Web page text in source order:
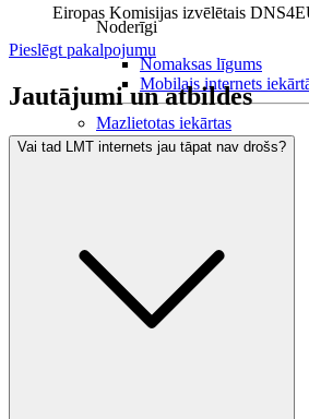
Noderīgi
Nomaksas līgums
Mobilais internets
Mazlietotas iekārtas
Gaming
Eiropas Komisijas izvēlētais
Pieslēgt pakalpojumu
Jautājumi un atbildes
Vai tad LMT internets jau tāpat nav drošs?